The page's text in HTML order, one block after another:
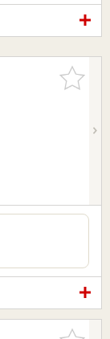
お気に入
りに追加
お気に入